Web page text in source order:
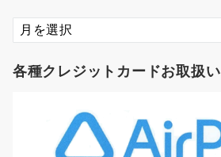
ア
ー
イ
各種クレジットカードお取扱い